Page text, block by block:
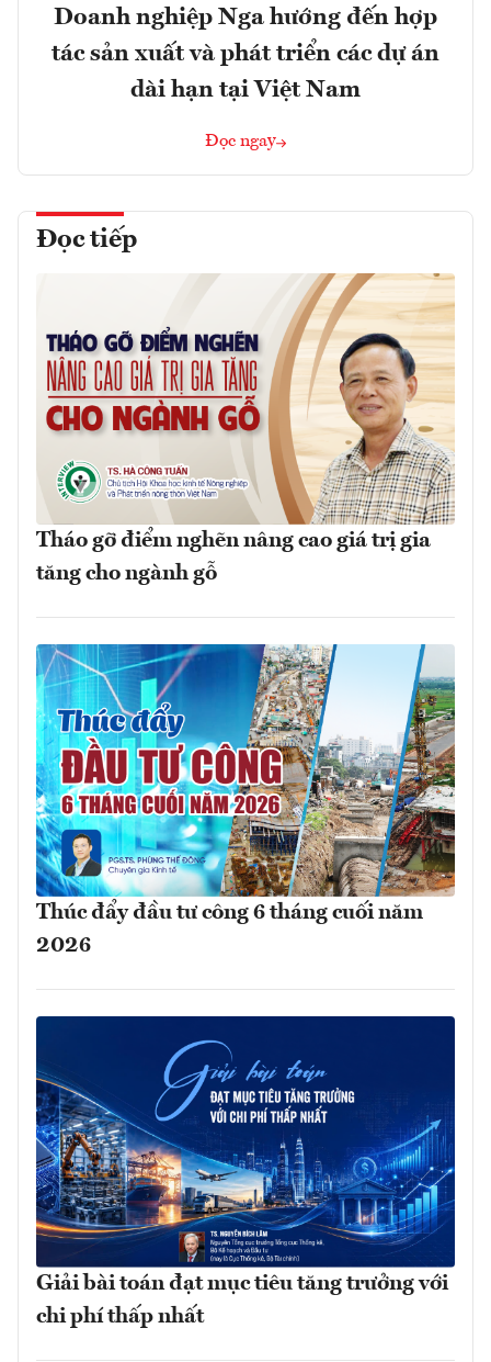
Doanh nghiệp Nga hướng đến hợp
tác sản xuất và phát triển các dự án
dài hạn tại Việt Nam
Đọc ngay
Đọc tiếp
Tháo gỡ điểm nghẽn nâng cao giá trị gia
tăng cho ngành gỗ
Thúc đẩy đầu tư công 6 tháng cuối năm
2026
Giải bài toán đạt mục tiêu tăng trưởng với
chi phí thấp nhất